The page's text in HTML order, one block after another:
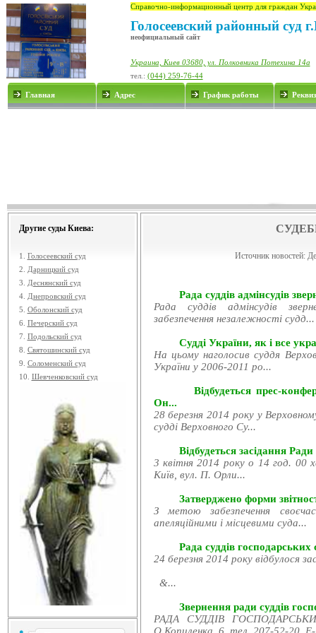
Справочно-информационный центр для граждан
Голосеевский районный суд
неофициальный сайт
Украина, Киев 03680, ул. Полковника Потехина 14а
тел.: (044) 259-76-44
Главная Адрес График работы
Другие суды Киева:
1. Голосеевский суд
2.
Дарницкий суд
3.
Деснянский суд
4. Днепровский суд
5. Оболонский суд
6. Печерский суд
7. Подольский суд
8. Святошинский суд
9. Соломенский суд
10. Шевченковский суд
Источник новостей:
Рада суддів адмінсудів
Рада суддів адмінсудів
забезпечення незалежності судд...
Судді України, як і все
На цьому наголосив суддя
України у 2006-2011 ро...
Відбудеться прес-
Он...
28 березня 2014 року у
судді Верховного Су...
Відбудеться засідання
3 квітня 2014 року о 14 год. 00
Київ, вул. П. Орли...
Затверджено форми
З метою забезпечення
апеляційними і місцевими суда...
Рада суддів господарських
24 березня 2014 року відбулося
&...
Звернення ради суддів
РАДА СУДДІВ